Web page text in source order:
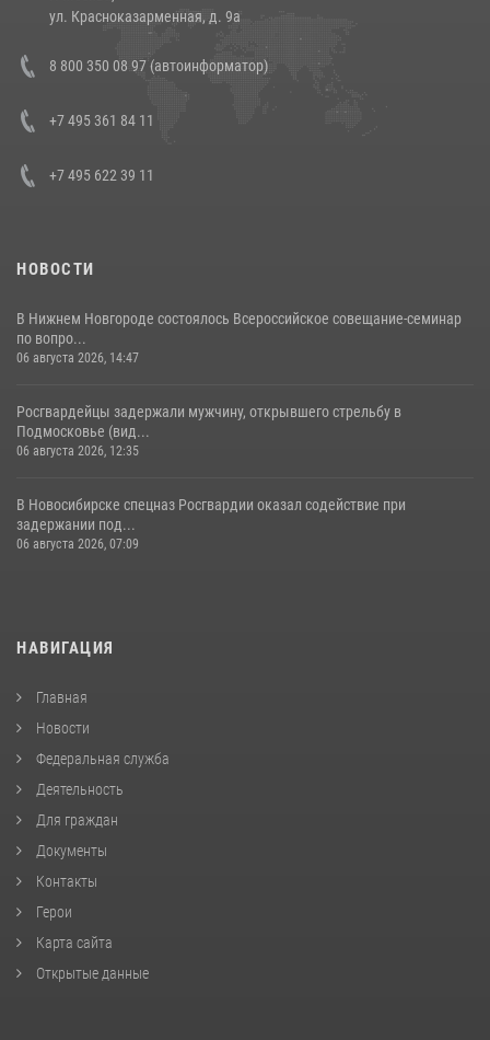
14 июля 2026, 12:20
В Росгвардии прошла военно-научная конференция по обобщению
боевого опыта
ул. Красноказарменная, д. 9а
8 800 350 08 97 (автоинформатор)
+7 495 361 84 11
+7 495 622 39 11
НОВОСТИ
В Нижнем Новгороде состоялось Всероссийское совещание-семинар
по вопро...
06 августа 2026, 14:47
Росгвардейцы задержали мужчину, открывшего стрельбу в
Подмосковье (вид...
06 августа 2026, 12:35
В Новосибирске спецназ Росгвардии оказал содействие при
задержании под...
06 августа 2026, 07:09
НАВИГАЦИЯ
Главная
Новости
Федеральная служба
Деятельность
Для граждан
Документы
Контакты
Герои
Карта сайта
Открытые данные